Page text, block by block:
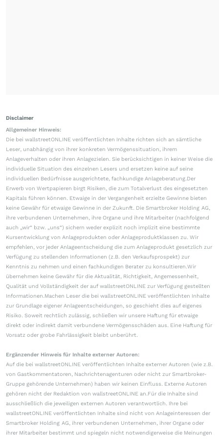
Disclaimer
Allgemeiner Hinweis:
Die bei wallstreetONLINE veröffentlichten Inhalte richten sich an sämtliche
Leser, unabhängig von ihrer konkreten Vermögenssituation, ihrem
Anlageverhalten oder ihren Anlagezielen. Sie berücksichtigen in keiner Weise die
individuelle Situation des einzelnen Lesers und ersetzen keine auf seine
individuellen Bedürfnisse ausgerichtete, fachkundige Anlageberatung.Der
Erwerb von Wertpapieren birgt Risiken, die zum Totalverlust des eingesetzten
Kapitals führen können. Etwaige in der Vergangenheit erzielte Gewinne bieten
keine Gewähr für etwaige Gewinne in der Zukunft. Die Smartbroker Holding AG,
ihre verbundenen Unternehmen, ihre Organe und ihre Mitarbeiter (nachfolgend
auch „wir“ bzw. „uns“) sichern weder explizit noch implizit eine bestimmte
Kursentwicklung von Anlageprodukten oder Anlageproduktklassen zu. Wir
empfehlen, vor jeder Anlageentscheidung die zum Anlageprodukt gesetzlich zur
Verfügung zu stellenden Informationen (z.B. den Verkaufsprospekt) zur
Kenntnis zu nehmen und einen fachkundigen Berater zu konsultieren.Wir
übernehmen keine Gewähr für die Aktualität, Richtigkeit, Angemessenheit,
Qualität und Vollständigkeit der auf wallstreetONLINE zur Verfügung gestellten
Informationen.Machen Leser die bei wallstreetONLINE veröffentlichten Inhalte
zur Grundlage eigener Anlageentscheidungen, so geschieht dies auf eigenes
Risiko. Soweit rechtlich zulässig, schließen wir unsere Haftung für etwaige
direkt oder indirekt damit verbundene Vermögensschäden aus. Eine Haftung für
Vorsatz oder grobe Fahrlässigkeit bleibt unberührt.
Ergänzender Hinweis für Inhalte externer Autoren:
Auf die bei wallstreetONLINE veröffentlichten Inhalte externer Autoren (wie z.B.
von Gastkommentatoren, Nachrichtenagenturen oder nicht zur Smartbroker-
Gruppe gehörende Unternehmen) haben wir keinen Einfluss. Externe Autoren
gehören nicht der Redaktion von wallstreetONLINE an.Für die Inhalte sind
ausschließlich die jeweiligen externen Autoren verantwortlich. Ihre bei
wallstreetONLINE veröffentlichten Inhalte sind nicht von Anlageinteressen der
Smartbroker Holding AG, ihrer verbundenen Unternehmen, ihrer Organe oder
ihrer Mitarbeiter bestimmt und spiegeln nicht notwendigerweise die Meinungen